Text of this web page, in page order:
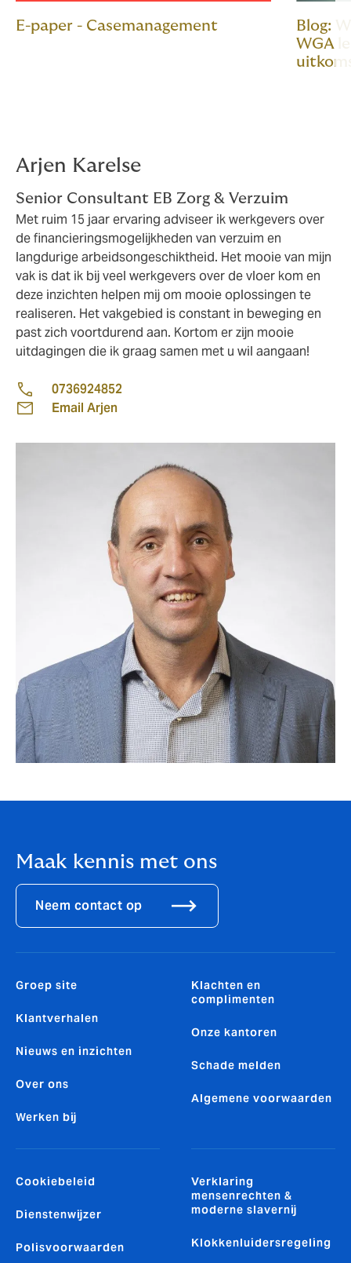
E-paper - Casemanagement
Blog:
WGA
Arjen Karelse
Senior Consultant EB Zorg & Verzuim
Met ruim 15 jaar ervaring adviseer ik werkgevers over
de financieringsmogelijkheden van verzuim en
langdurige arbeidsongeschiktheid. Het mooie van mijn
vak is dat ik bij veel werkgevers over de vloer kom en
deze inzichten helpen mij om mooie oplossingen te
realiseren. Het vakgebied is constant in beweging en
past zich voortdurend aan. Kortom er zijn mooie
uitdagingen die ik graag samen met u wil aangaan!
0736924852
Email Arjen
Maak kennis met ons
Neem contact op
Groep site
Klantverhalen
Nieuws en inzichten
Over ons
Werken bij
Klachten en
complimenten
Onze kantoren
Schade melden
Algemene voorwaarden
Cookiebeleid
Dienstenwijzer
Polisvoorwaarden
Verklaring
mensenrechten &
moderne slavernij
Klokkenluidersregeling